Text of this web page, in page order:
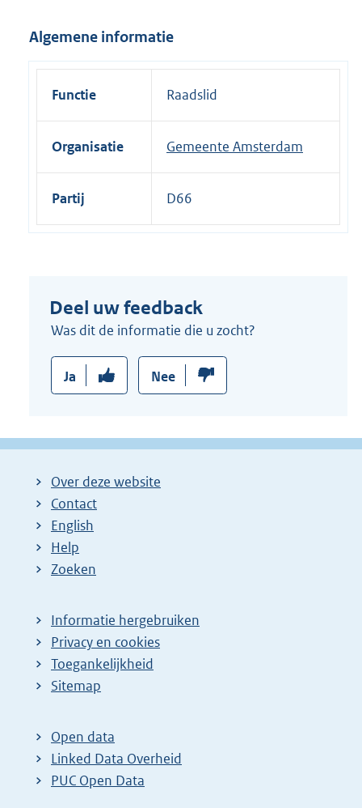
e
l
Algemene informatie
Functie Raadslid
Organisatie Gemeente Amsterdam
Partij D66
Deel uw feedback
Was dit de informatie die u zocht?
Ja Nee
Over deze website
Contact
English
Help
Zoeken
Informatie hergebruiken
Privacy en cookies
Toegankelijkheid
Sitemap
Open data
Linked Data Overheid
PUC Open Data